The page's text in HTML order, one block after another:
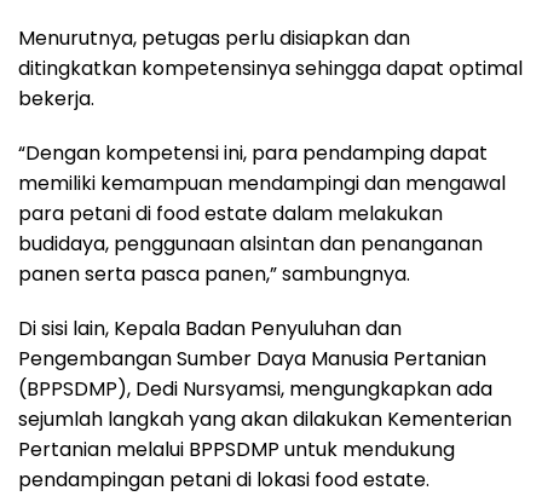
Menurutnya, petugas perlu disiapkan dan
ditingkatkan kompetensinya sehingga dapat optimal
bekerja.
“Dengan kompetensi ini, para pendamping dapat
memiliki kemampuan mendampingi dan mengawal
para petani di food estate dalam melakukan
budidaya, penggunaan alsintan dan penanganan
panen serta pasca panen,” sambungnya.
Di sisi lain, Kepala Badan Penyuluhan dan
Pengembangan Sumber Daya Manusia Pertanian
(BPPSDMP), Dedi Nursyamsi, mengungkapkan ada
sejumlah langkah yang akan dilakukan Kementerian
Pertanian melalui BPPSDMP untuk mendukung
pendampingan petani di lokasi food estate.